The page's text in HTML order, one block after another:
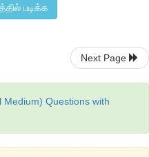
படிக்க
Next Page
Medium) Questions with